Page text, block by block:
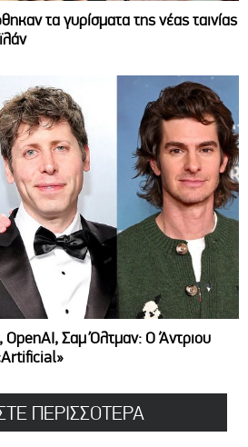
τα γυρίσματα της νέας ταινίας
OpenAI, Σαμ Όλτμαν: Ο Άντριου
ΠΕΡΙΣΣΟΤΕΡΑ